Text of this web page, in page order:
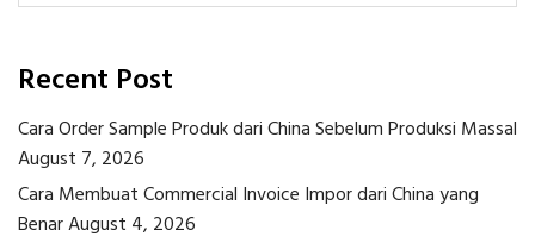
Recent Post
Cara Order Sample Produk dari China Sebelum Produksi Massal
August 7, 2026
Cara Membuat Commercial Invoice Impor dari China yang
BenarAugust 4, 2026